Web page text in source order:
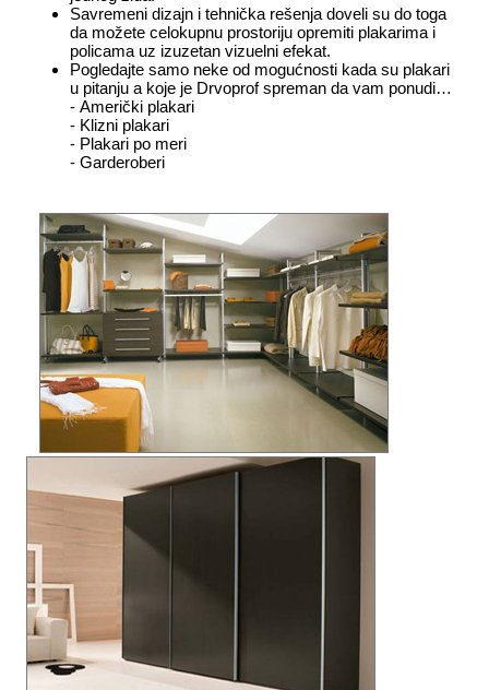
Savremeni dizajn i tehnička rešenja doveli su do toga
da možete celokupnu prostoriju opremiti plakarima i
policama uz izuzetan vizuelni efekat.
Pogledajte samo neke od mogućnosti kada su plakari
u pitanju a koje je Drvoprof spreman da vam ponudi…
-Američki plakari
- Klizni plakari
- Plakari po meri
- Garderoberi